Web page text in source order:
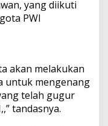
yang diikuti
PWI
akan melakukan
untuk mengenang
telah gugur
tandasnya.